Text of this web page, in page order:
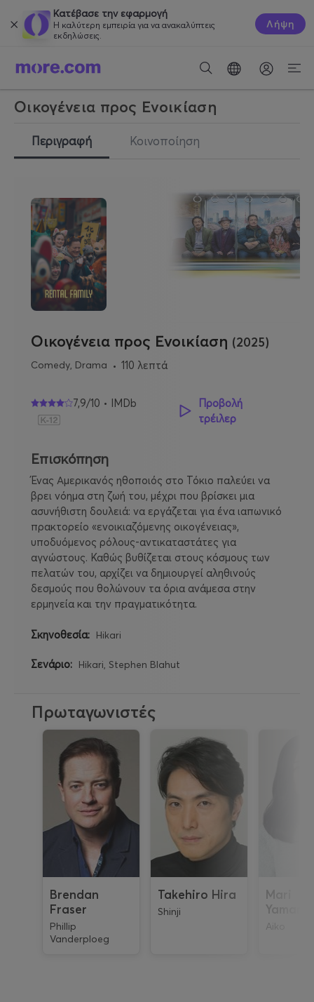
Κατέβασε την εφαρμογή
Η καλύτερη εμπειρία για να ανακαλύπτεις
εκδηλώσεις.
Λήψη
Οικογένεια προς Ενοικίαση
Περιγραφή Κοινοποίηση
Οικογένεια προς Ενοικίαση (2025)
Comedy, Drama 110 λεπτά
7,9/10 • IMDb
Προβολή
τρέιλερ
Επισκόπηση
Ένας Αμερικανός ηθοποιός στο Τόκιο παλεύει να
βρει νόημα στη ζωή του, μέχρι που βρίσκει μια
ασυνήθιστη δουλειά: να εργάζεται για ένα ιαπωνικό
πρακτορείο «ενοικιαζόμενης οικογένειας»,
υποδυόμενος ρόλους-αντικαταστάτες για
αγνώστους. Καθώς βυθίζεται στους κόσμους των
πελατών του, αρχίζει να δημιουργεί αληθινούς
δεσμούς που θολώνουν τα όρια ανάμεσα στην
ερμηνεία και την πραγματικότητα.
Σκηνοθεσία: Hikari
Σενάριο: Hikari, Stephen Blahut
Πρωταγωνιστές
Brendan
Fraser
Phillip
Vanderploeg
Takehiro Hira
Shinji
Mari
Aiko